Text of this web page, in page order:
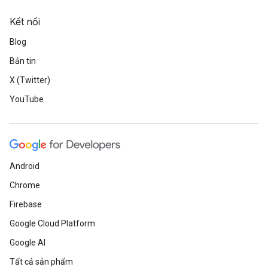
Kết nối
Blog
Bản tin
X (Twitter)
YouTube
Android
Chrome
Firebase
Google Cloud Platform
Google AI
Tất cả sản phẩm